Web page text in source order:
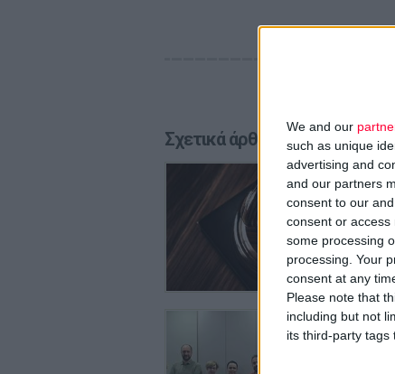
We and our
such as unique
advertising and
and our partners
consent to our
consent or access
some processing
processing. Your
consent at any
Please note that
including but not
its third-party tags
Σχετικά άρθρα
29/7/
Λόγω
29/7/
Φ.Σ.